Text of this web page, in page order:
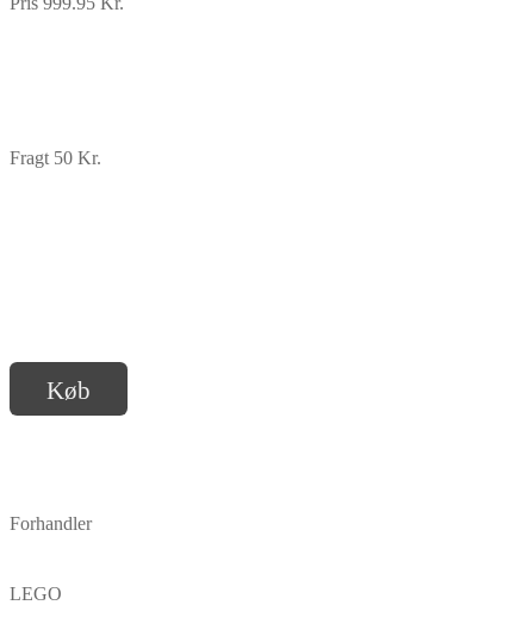
Fragt 50 Kr.
Køb
Forhandler
LEGO